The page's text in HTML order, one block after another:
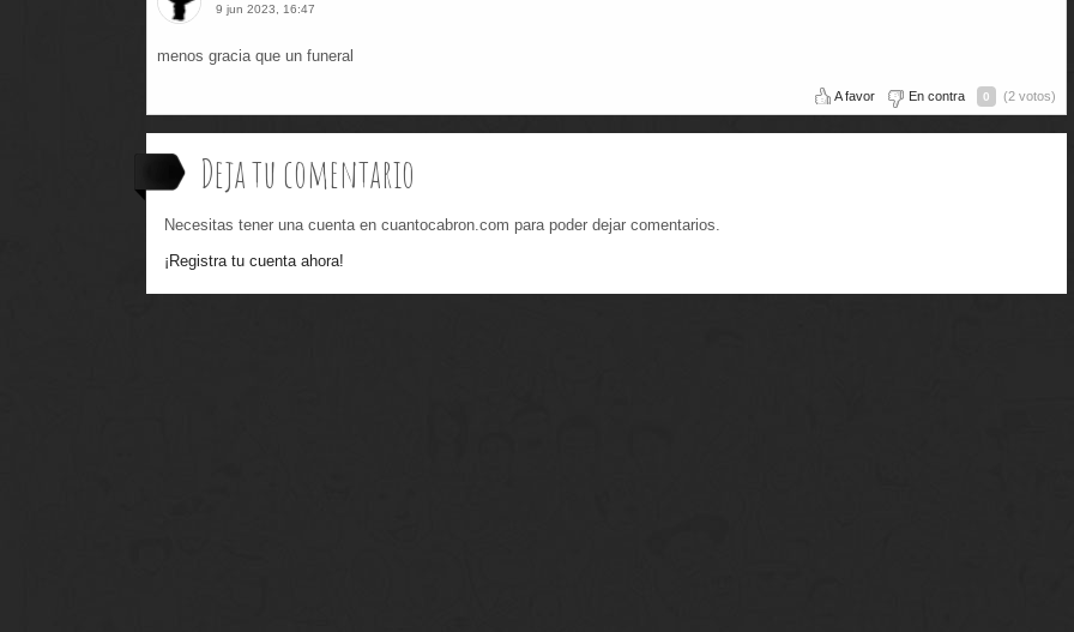
9 jun 2023, 16:47
menos gracia que un funeral
A favor En contra 0 (2 votos)
Deja tu comentario
Necesitas tener una cuenta en cuantocabron.com para poder dejar comentarios.
¡Registra tu cuenta ahora!